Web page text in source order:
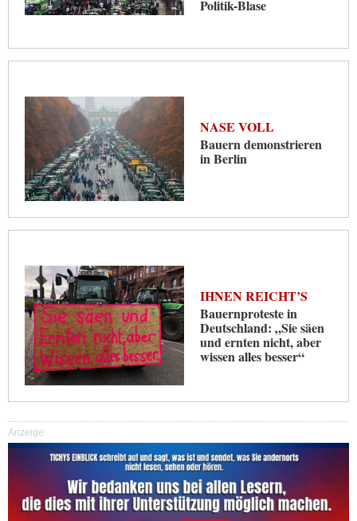
Politik-Blase
NASE VOLL
Bauern demonstrieren
in Berlin
IHNEN REICHT’S
Bauernproteste in
Deutschland: „Sie säen
und ernten nicht, aber
wissen alles besser“
Anzeige